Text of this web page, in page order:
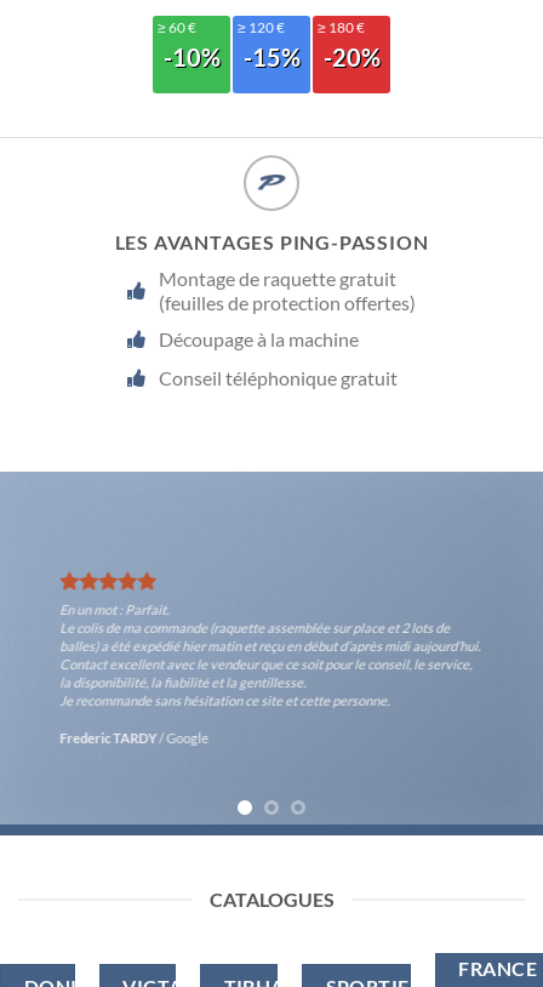
≥ 60 €
-10%
≥ 120 €
-15%
≥ 180 €
-20%
LES AVANTAGES PING-PASSION
Montage de raquette gratuit
(feuilles de protection offertes)
Découpage à la machine
Conseil téléphonique gratuit
En un mot : Parfait.
Le colis de ma commande (raquette assemblée sur place et 2 lots de
balles) a été expédié hier matin et reçu en début d’après midi aujourd’hui.
Contact excellent avec le vendeur que ce soit pour le conseil, le service,
la disponibilité, la fiabilité et la gentillesse.
Je recommande sans hésitation ce site et cette personne.
Frederic TARDY/Google
CATALOGUES
FRANCE